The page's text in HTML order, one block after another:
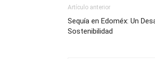
Artículo anterior
Sequía en Edoméx: Un
Sostenibilidad